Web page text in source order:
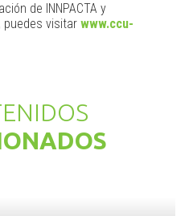
de INNPACTA y
puedes visitar www.ccu-